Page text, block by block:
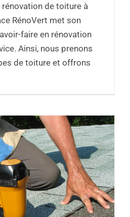
de toiture à
RénoVert met son
faire en rénovation
Ainsi, nous prenons
de toiture et offrons